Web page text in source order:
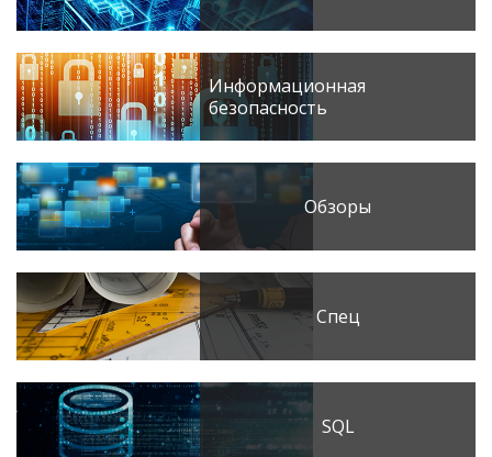
Информационная
безопасность
Обзоры
Спец
SQL